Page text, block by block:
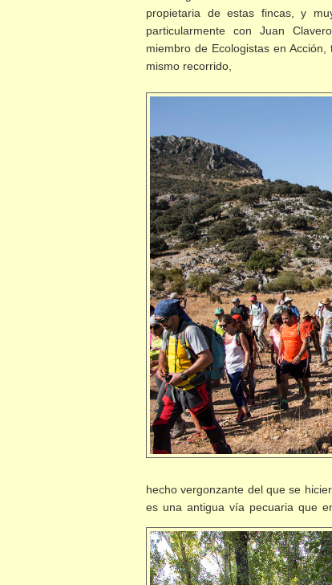
propietaria de estas fincas, y
particularmente con Juan
miembro de Ecologistas en
mismo recorrido,
hecho vergonzante del que se
es una antigua vía pecuaria que